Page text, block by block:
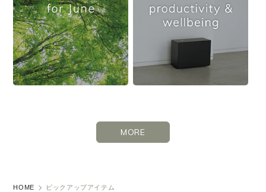
MORE
HOME ピックアップアイテム